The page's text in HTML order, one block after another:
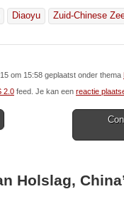
Diaoyu Zuid-Chinese
om 15:58 geplaatst onder thema
2.0 feed. Je kan een reactie
Holslag,